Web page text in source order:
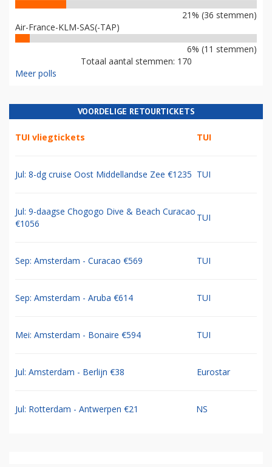
21% (36 stemmen)
Air-France-KLM-SAS(-TAP)
6% (11 stemmen)
Totaal aantal stemmen: 170
Meer polls
VOORDELIGE RETOURTICKETS
TUI vliegtickets TUI
Jul: 8-dg cruise Oost Middellandse Zee €1235 TUI
Jul: 9-daagse Chogogo Dive & Beach Curacao
€1056
TUI
Sep: Amsterdam - Curacao €569 TUI
Sep: Amsterdam - Aruba €614 TUI
Mei: Amsterdam - Bonaire €594 TUI
Jul: Amsterdam - Berlijn €38 Eurostar
Jul: Rotterdam - Antwerpen €21 NS